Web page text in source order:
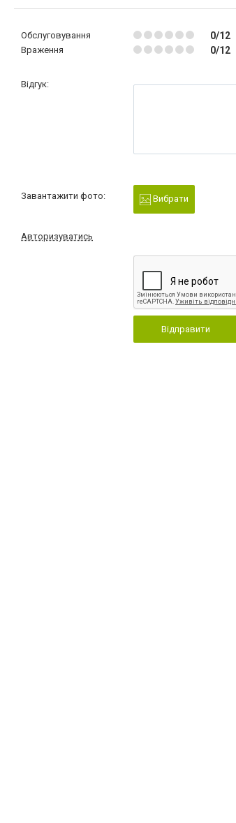
Обслуговування 0/12
Враження 0/12
Відгук:
Завантажити фото: Вибрати
Авторизуватись
Відправити